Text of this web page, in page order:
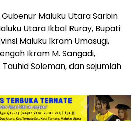
Maluku Utara Sarbin
Utara Ikbal Ruray, Bupati
Maluku Ikram Umasugi,
Ikram M. Sangadi,
Soleman, dan sejumlah